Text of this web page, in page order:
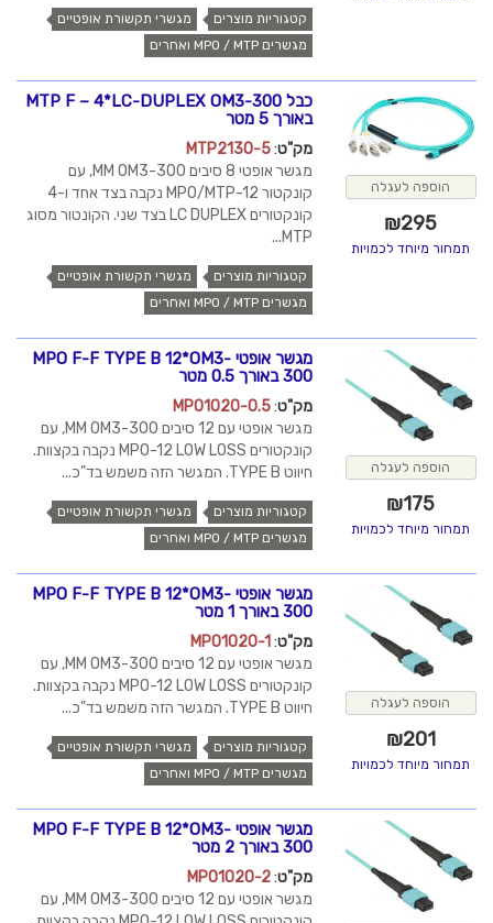
קטגוריות מוצרים
מגשרי תקשורת אופטיים
מגשרים MPO / MTP ואחרים
הוספה לעגלה
₪295
תמחור מיוחד לכמויות
כבל MTP F – 4*LC-DUPLEX OM3-300
באורך 5 מטר
מק"ט:
MTP2130-5
מגשר אופטי 8 סיבים MM OM3-300, עם
קונקטור MPO/MTP-12 נקבה בצד אחד ו-4
קונקטורים LC DUPLEX בצד שני. הקונטור מסוג
MTP...
קטגוריות מוצרים
מגשרי תקשורת אופטיים
מגשרים MPO / MTP ואחרים
הוספה לעגלה
₪175
תמחור מיוחד לכמויות
מגשר אופטי MPO F-F TYPE B 12*OM3-
300 באורך 0.5 מטר
מק"ט:
MPO1020-0.5
מגשר אופטי עם 12 סיבים MM OM3-300, עם
קונקטורים MPO-12 LOW LOSS נקבה בקצוות.
חיווט TYPE B. המגשר הזה משמש בד"כ...
קטגוריות מוצרים
מגשרי תקשורת אופטיים
מגשרים MPO / MTP ואחרים
הוספה לעגלה
₪201
תמחור מיוחד לכמויות
מגשר אופטי MPO F-F TYPE B 12*OM3-
300 באורך 1 מטר
מק"ט:
MPO1020-1
מגשר אופטי עם 12 סיבים MM OM3-300, עם
קונקטורים MPO-12 LOW LOSS נקבה בקצוות.
חיווט TYPE B. המגשר הזה משמש בד"כ...
קטגוריות מוצרים
מגשרי תקשורת אופטיים
מגשרים MPO / MTP ואחרים
מגשר אופטי MPO F-F TYPE B 12*OM3-
300 באורך 2 מטר
מק"ט:
MPO1020-2
מגשר אופטי עם 12 סיבים MM OM3-300, עם